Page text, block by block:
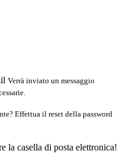
Verrà inviato un messaggio
Effettua il reset della password
la casella di posta elettronica!